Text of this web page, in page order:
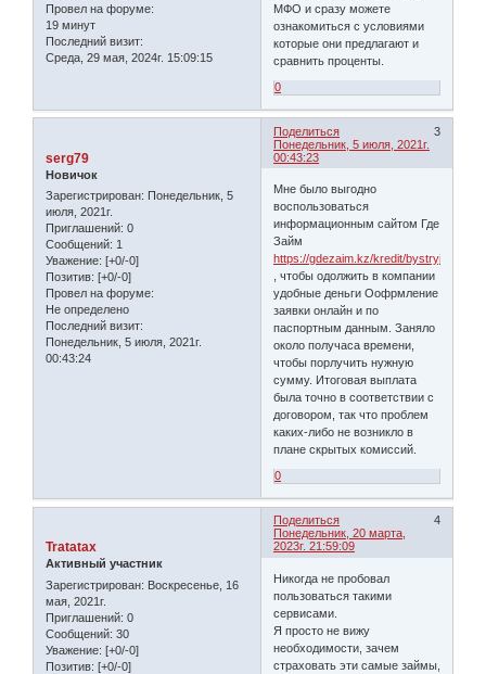
Провел на форуме:
19 минут
Последний визит:
Среда, 29 мая, 2024г. 15:09:15
МФО и сразу можете
ознакомиться с условиями
которые они предлагают и
сравнить проценты.
0
Поделиться
3
Понедельник, 5 июля, 2021г.
00:43:23
serg79
Новичок
Зарегистрирован: Понедельник, 5
июля, 2021г.
Приглашений: 0
Сообщений: 1
Уважение: [+0/-0]
Позитив: [+0/-0]
Провел на форуме:
Не определено
Последний визит:
Понедельник, 5 июля, 2021г.
00:43:24
Мне было выгодно
воспользоваться
информационным сайтом Где
Займ
https://gdezaim.kz/kredit/bystryj/
, чтобы одолжить в компании
удобные деньги Оофрмление
заявки онлайн и по
паспортным данным. Заняло
около получаса времени,
чтобы порлучить нужную
сумму. Итоговая выплата
была точно в соответствии с
договором, так что проблем
каких-либо не возникло в
плане скрытых комиссий.
0
Поделиться
4
Понедельник, 20 марта,
2023г. 21:59:09
Tratatax
Активный участник
Зарегистрирован: Воскресенье, 16
мая, 2021г.
Приглашений: 0
Сообщений: 30
Уважение: [+0/-0]
Позитив: [+0/-0]
Никогда не пробовал
пользоваться такими
сервисами.
Я просто не вижу
необходимости, зачем
страховать эти самые займы,